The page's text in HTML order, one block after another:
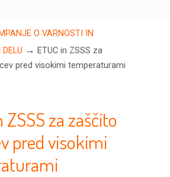
O VARNOSTI IN
→ ETUC in ZSSS za
pred visokimi temperaturami
ZSSS za zaščito
pred visokimi